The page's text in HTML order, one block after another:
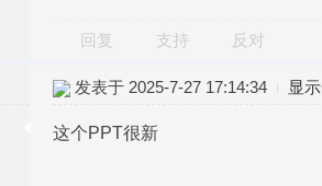
回复 支持 反对
发表于 2025-7-27 17:14:34 显
这个PPT很新